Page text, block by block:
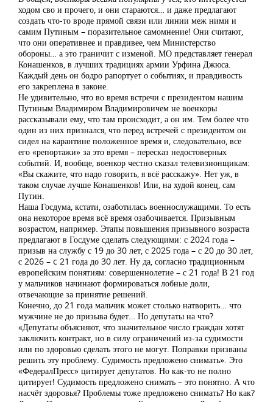
ходом сво и прочего, и они стараются… и даже предлагают
создать что-то вроде прямой связи или линии меж ними и
самим Путиным – поразительное самомнение! Они считают,
что они оперативнее и правдивее, чем Министерство
обороны… а это граничит с изменой. МО представляет генерал
Конашенков, в лучших традициях армии Урфина Джюса.
Каждый день он бодро рапортует о событиях, и правдивость
его закреплена в законе.
Не удивительно, что во время встречи с президентом нашим
Путиным Владимиром Владимировичем не военкоры
рассказывали ему, что там происходит, а он им. Тем более что
один из них признался, что перед встречей с президентом он
сидел на карантине положенное время и, следовательно, все
его «репортажи» за это время – пересказ недостоверных
событий. И, вообще, военкор честно сказал телевизионщикам:
«Вы скажите, что надо говорить, я всё расскажу». Нет уж, в
таком случае лучше Конашенков! Или, на худой конец, сам
Путин.
Наша Госдума, кстати, озаботилась военнослужащими. То есть
она некоторое время всё время озабочивается. Призывным
возрастом, например. Этапы повышения призывного возраста
предлагают в Госдуме сделать следующими: с 2024 года –
призыв на службу с 19 до 30 лет, с 2025 года – с 20 до 30 лет,
с 2026 – c 21 года до 30 лет. Ну да, согласно традиционным
европейским понятиям: совершеннолетие – с 21 года! В 21 год
у мальчиков начинают формироваться лобные доли,
отвечающие за принятие решений.
Конечно, до 21 года мальчик может столько натворить… что
мужчине не до призыва будет… Но депутаты на что?
«Депутаты объясняют, что значительное число граждан хотят
заключить контракт, но в силу ограничений из-за судимости
или по здоровью сделать этого не могут. Поправки призваны
решить эту проблему. Судимость предложено снимать». Это
«ФедералПресс» цитирует депутатов. Но как-то не полно
цитирует! Судимость предложено снимать – это понятно. А что
насчёт здоровья? Проблемы тоже предложено снимать? Но как?